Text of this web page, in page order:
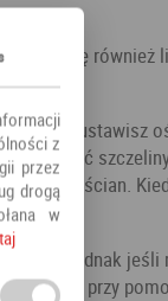
się również
ustawisz
ścian.
jednak
zrobić przy
z
przez
drogą
w